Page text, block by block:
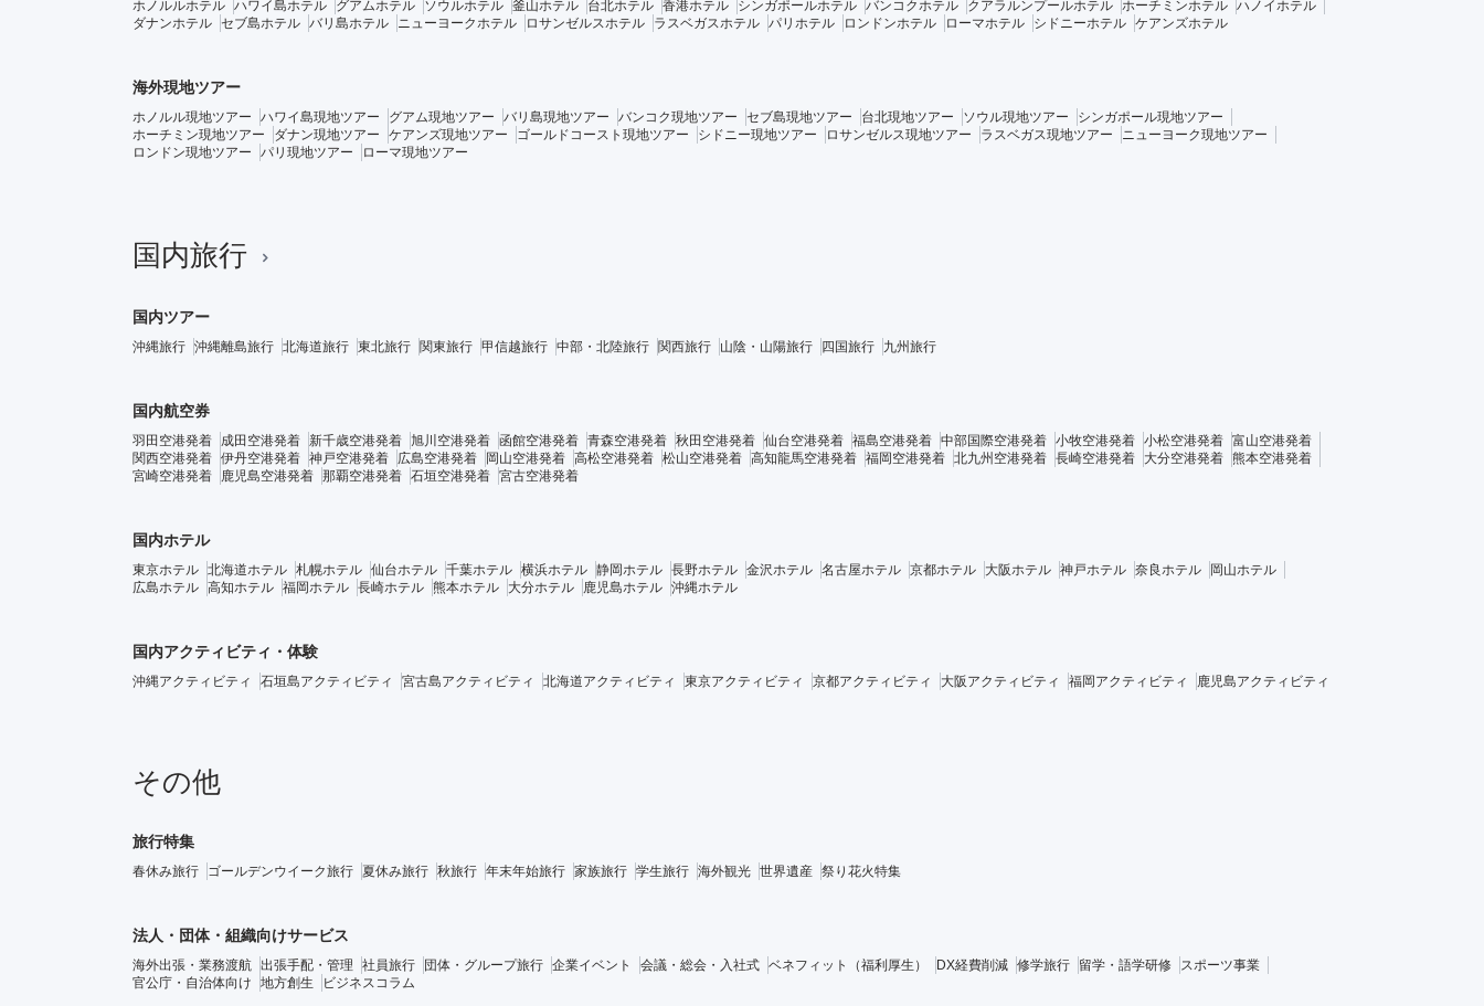
ホノルルホテル ハワイ島ホテル グアムホテル ソウルホテル 釜山ホテル 台北ホテル 香港ホテル シンガポールホテル バンコクホテル クアラルンプールホテル ホーチミンホテル ハノイホテル
ダナンホテル セブ島ホテル バリ島ホテル ニューヨークホテル ロサンゼルスホテル ラスベガスホテル パリホテル ロンドンホテル ローマホテル シドニーホテル ケアンズホテル
海外現地ツアー
ホノルル現地ツアー ハワイ島現地ツアー グアム現地ツアー バリ島現地ツアー バンコク現地ツアー セブ島現地ツアー 台北現地ツアー ソウル現地ツアー
シンガポール現地ツアー
ホーチミン現地ツアー
ダナン現地ツアー ケアンズ現地ツアー ゴールドコースト現地ツアー シドニー現地ツアー ロサンゼルス現地ツアー ラスベガス現地ツアー
ニューヨーク現地ツアー
ロンドン現地ツアー
パリ現地ツアー ローマ現地ツアー
国内旅行
国内ツアー
沖縄旅行 沖縄離島旅行 北海道旅行 東北旅行 関東旅行 甲信越旅行 中部・北陸旅行 関西旅行 山陰・山陽旅行 四国旅行 九州旅行
国内航空券
羽田空港発着 成田空港発着 新千歳空港発着 旭川空港発着 函館空港発着 青森空港発着 秋田空港発着 仙台空港発着 福島空港発着 中部国際空港発着 小牧空港発着 小松空港発着 富山空港発着
関西空港発着 伊丹空港発着 神戸空港発着 広島空港発着 岡山空港発着 高松空港発着 松山空港発着 高知龍馬空港発着 福岡空港発着 北九州空港発着 長崎空港発着 大分空港発着 熊本空港発着
宮崎空港発着
鹿児島空港発着 那覇空港発着 石垣空港発着 宮古空港発着
国内ホテル
東京ホテル 北海道ホテル 札幌ホテル 仙台ホテル 千葉ホテル 横浜ホテル 静岡ホテル 長野ホテル 金沢ホテル 名古屋ホテル 京都ホテル 大阪ホテル 神戸ホテル 奈良ホテル
岡山ホテル
広島ホテル 高知ホテル 福岡ホテル 長崎ホテル 熊本ホテル 大分ホテル 鹿児島ホテル 沖縄ホテル
国内アクティビティ・体験
沖縄アクティビティ 石垣島アクティビティ 宮古島アクティビティ 北海道アクティビティ 東京アクティビティ 京都アクティビティ 大阪アクティビティ 福岡アクティビティ 鹿児島アクティビティ
その他
旅行特集
春休み旅行 ゴールデンウイーク旅行 夏休み旅行 秋旅行 年末年始旅行 家族旅行 学生旅行 海外観光 世界遺産 祭り花火特集
法人・団体・組織向けサービス
海外出張・業務渡航 出張手配・管理 社員旅行 団体・グループ旅行 企業イベント 会議・総会・入社式 ベネフィット（福利厚生） DX経費削減 修学旅行 留学・語学研修
スポーツ事業
官公庁・自治体向け
地方創生 ビジネスコラム